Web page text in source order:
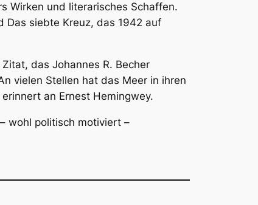
Wirken und literarisches Schaffen.
Das siebte Kreuz, das 1942 auf
das Johannes R. Becher
vielen Stellen hat das Meer in ihren
an Ernest Hemingwey.
wohl politisch motiviert –